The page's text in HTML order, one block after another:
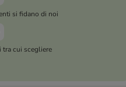
si fidano di noi
cui scegliere